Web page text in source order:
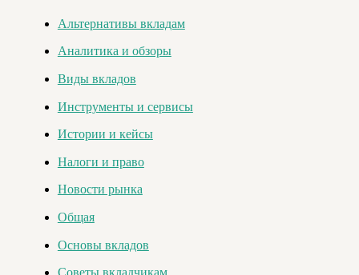
Альтернативы вкладам
Аналитика и обзоры
Виды вкладов
Инструменты и сервисы
Истории и кейсы
Налоги и право
Новости рынка
Общая
Основы вкладов